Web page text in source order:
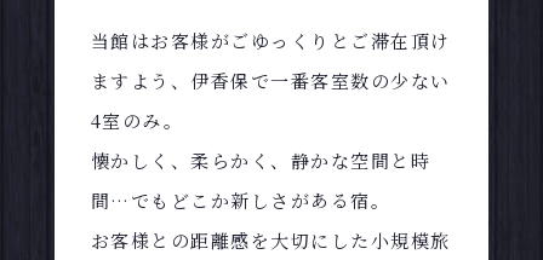
当館はお客様がごゆっくりとご滞在頂け
ますよう、伊香保で一番客室数の少ない
4室のみ。
懐かしく、柔らかく、静かな空間と時
間…でもどこか新しさがある宿。
お客様との距離感を大切にした小規模旅